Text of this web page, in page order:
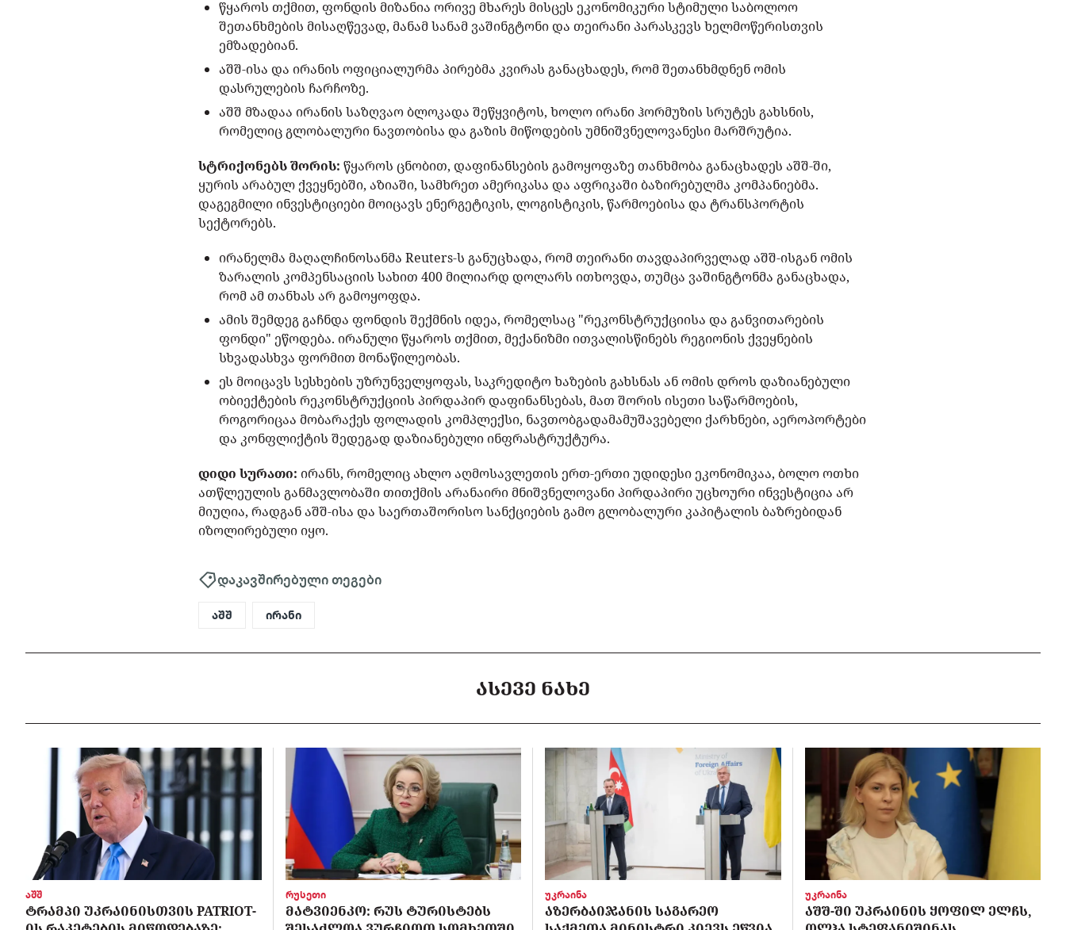
წყაროს თქმით, ფონდის მიზანია ორივე მხარეს მისცეს ეკონომიკური სტიმული საბოლოო
შეთანხმების მისაღწევად, მანამ სანამ ვაშინგტონი და თეირანი პარასკევს ხელმოწერისთვის
ემზადებიან.
აშშ-ისა და ირანის ოფიციალურმა პირებმა კვირას განაცხადეს, რომ შეთანხმდნენ ომის
დასრულების ჩარჩოზე.
აშშ მზადაა ირანის საზღვაო ბლოკადა შეწყვიტოს, ხოლო ირანი ჰორმუზის სრუტეს გახსნის,
რომელიც გლობალური ნავთობისა და გაზის მიწოდების უმნიშვნელოვანესი მარშრუტია.
სტრიქონებს შორის:წყაროს ცნობით, დაფინანსების გამოყოფაზე თანხმობა განაცხადეს აშშ-ში,
ყურის არაბულ ქვეყნებში, აზიაში, სამხრეთ ამერიკასა და აფრიკაში ბაზირებულმა კომპანიებმა.
დაგეგმილი ინვესტიციები მოიცავს ენერგეტიკის, ლოგისტიკის, წარმოებისა და ტრანსპორტის
სექტორებს.
ირანელმა მაღალჩინოსანმა Reuters-ს განუცხადა, რომ თეირანი თავდაპირველად აშშ-ისგან ომის
ზარალის კომპენსაციის სახით 400 მილიარდ დოლარს ითხოვდა, თუმცა ვაშინგტონმა განაცხადა,
რომ ამ თანხას არ გამოყოფდა.
ამის შემდეგ გაჩნდა ფონდის შექმნის იდეა, რომელსაც "რეკონსტრუქციისა და განვითარების
ფონდი" ეწოდება. ირანული წყაროს თქმით, მექანიზმი ითვალისწინებს რეგიონის ქვეყნების
სხვადასხვა ფორმით მონაწილეობას.
ეს მოიცავს სესხების უზრუნველყოფას, საკრედიტო ხაზების გახსნას ან ომის დროს დაზიანებული
ობიექტების რეკონსტრუქციის პირდაპირ დაფინანსებას, მათ შორის ისეთი საწარმოების,
როგორიცაა მობარაქეს ფოლადის კომპლექსი, ნავთობგადამამუშავებელი ქარხნები, აეროპორტები
და კონფლიქტის შედეგად დაზიანებული ინფრასტრუქტურა.
დიდი სურათი:ირანს, რომელიც ახლო აღმოსავლეთის ერთ-ერთი უდიდესი ეკონომიკაა, ბოლო ოთხი
ათწლეულის განმავლობაში თითქმის არანაირი მნიშვნელოვანი პირდაპირი უცხოური ინვესტიცია არ
მიუღია, რადგან აშშ-ისა და საერთაშორისო სანქციების გამო გლობალური კაპიტალის ბაზრებიდან
იზოლირებული იყო.
დაკავშირებული თეგები
აშშ ირანი
ᲐᲡᲔᲕᲔ ᲜᲐᲮᲔ
აშშ
ᲢᲠᲐᲛᲞᲘ ᲣᲙᲠᲐᲘᲜᲘᲡᲗᲕᲘᲡ PATRIOT-
რუსეთი
ᲛᲐᲢᲕᲘᲔᲜᲙᲝ: ᲠᲣᲡ ᲢᲣᲠᲘᲡᲢᲔᲑᲡ
უკრაინა
ᲐᲖᲔᲠᲑᲐᲘᲯᲐᲜᲘᲡ ᲡᲐᲒᲐᲠᲔᲝ
უკრაინა
ᲐᲨᲨ-ᲨᲘ ᲣᲙᲠᲐᲘᲜᲘᲡ ᲧᲝᲤᲘᲚ ᲔᲚᲩᲡ,